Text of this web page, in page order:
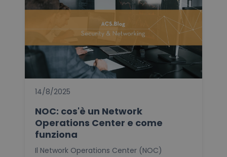
14/8/2025
NOC: cos'è un Network
Operations Center e come
funziona
Il Network Operations Center (NOC)